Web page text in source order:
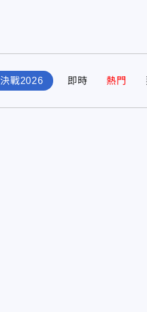
決戰2026 即時 熱門